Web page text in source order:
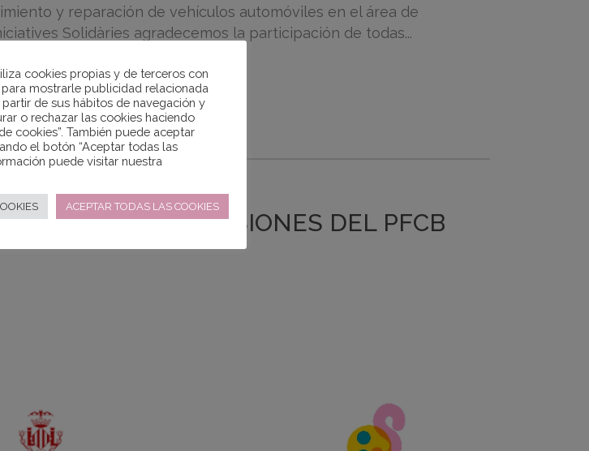
y reparación de vehículos automóviles en el área de
Solidàries agradecemos la participación de todas...
DE ADMISIONES DEL PFCB
cookies propias y de terceros con
mostrarle publicidad relacionada
de sus hábitos de navegación y
o rechazar las cookies haciendo
cookies”. También puede aceptar
el botón “Aceptar todas las
puede visitar nuestra
ACEPTAR TODAS LAS COOKIES